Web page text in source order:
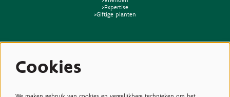
>Expertise
>Giftige planten
Cookies